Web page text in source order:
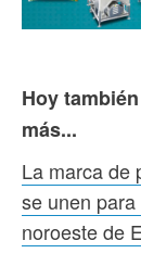
Hoy
más...
La marca de
se unen
noroeste de